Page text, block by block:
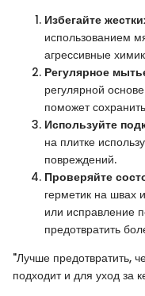
Избегайте
использованием
агрессивные
Регулярное
регулярной
поможет
Используйте
на плитке
повреждений.
Проверяйте
герметик на швах
или исправление
предотвратить
"Лучше предотвратить,
подходит и для уход за